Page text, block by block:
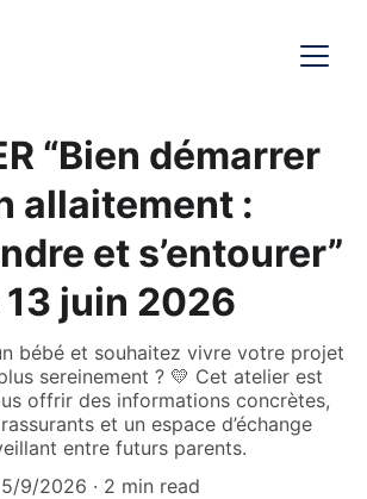
“Bien démarrer
allaitement :
et s’entourer”
13 juin 2026
bébé et souhaitez vivre votre projet
sereinement ? 💛 Cet atelier est
offrir des informations concrètes,
et un espace d’échange
entre futurs parents.
5/9/2026
2 min read